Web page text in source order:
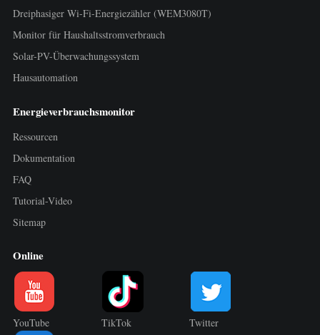
Dreiphasiger Wi-Fi-Energiezähler (WEM3080T)
Monitor für Haushaltsstromverbrauch
Solar-PV-Überwachungssystem
Hausautomation
Energieverbrauchsmonitor
Ressourcen
Dokumentation
FAQ
Tutorial-Video
Sitemap
Online
YouTube TikTok Twitter